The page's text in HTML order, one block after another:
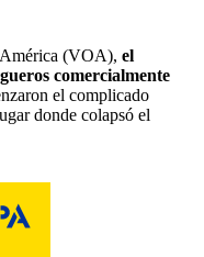
América (VOA), el
comercialmente
el complicado
donde colapsó el